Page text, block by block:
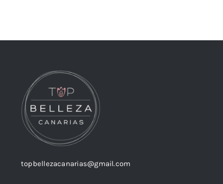
topbellezacanarias@gmail.com